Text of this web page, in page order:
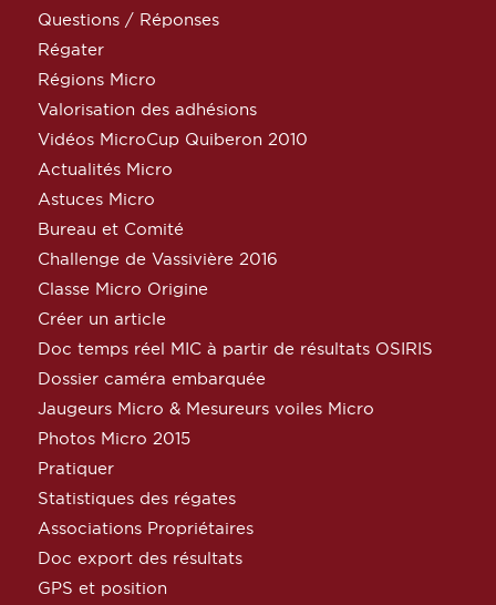
Questions / Réponses
Régater
Régions Micro
Valorisation des adhésions
Vidéos MicroCup Quiberon 2010
Actualités Micro
Astuces Micro
Bureau et Comité
Challenge de Vassivière 2016
Classe Micro Origine
Créer un article
Doc temps réel MIC à partir de résultats OSIRIS
Dossier caméra embarquée
Jaugeurs Micro & Mesureurs voiles Micro
Photos Micro 2015
Pratiquer
Statistiques des régates
Associations Propriétaires
Doc export des résultats
GPS et position